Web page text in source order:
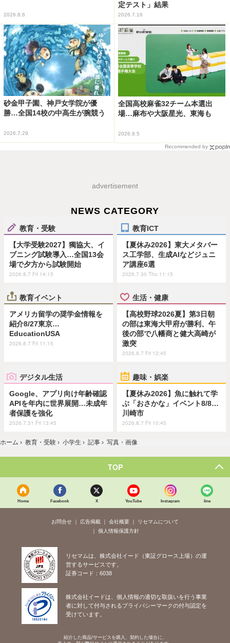
2026.8.6
定テスト」結果
2026.7.16
砂金甲子園、神戸女学院が優
勝…全国14校の中高生が腕競う
2026.7.29
全国高校麻雀32チーム本選出
場…麻布や大阪星光、東海も
2026.8.5
Recommended by
advertisement
NEWS CATEGORY
教育・受験
【大学受験2027】獨協大、イ
ブニング試験導入…全国13会
場で夕方から試験開始
2026.8.7 Fri 14:15
教育ICT
【夏休み2026】東大メタバー
ス工学部、生成AIなどジュニ
ア講座6選
2026.7.30 Thu 11:15
教育イベント
アメリカ留学の奨学金情報を
紹介8/27東京…
EducationUSA
2026.8.7 Fri 11:15
生活・健康
【高校野球2026夏】第3日朝
の部は東海大甲府が勝利、午
後の部で八幡商と健大高崎が
激突
2026.8.7 Fri 12:45
デジタル生活
Google、アプリ向け年齢確認
APIを年内に世界展開…未成年
者保護を強化
2026.7.31 Fri 13:45
趣味・娯楽
【夏休み2026】魚に触れて学
ぶ「おさかな」イベント8/8…
川崎市
2026.8.7 Fri 10:45
ホーム › 教育・受験 › 小学生 › 記事 › 写真・画像
TOP
Home Facebook X YouTube Instagram line
お問合せ 広告掲載 会社概要
リセマムについて
個人情報保護方針
リセマムは、株式会社イード（東証グロース上場）の運
営するサービスです。
証券コード：6038
株式会社イードは、個人情報の適切な取扱いを行う事業
者に対して付与されるプライバシーマークの付与認定を
受けています。
紹介した商品/サービスを購入、契約した場合に、